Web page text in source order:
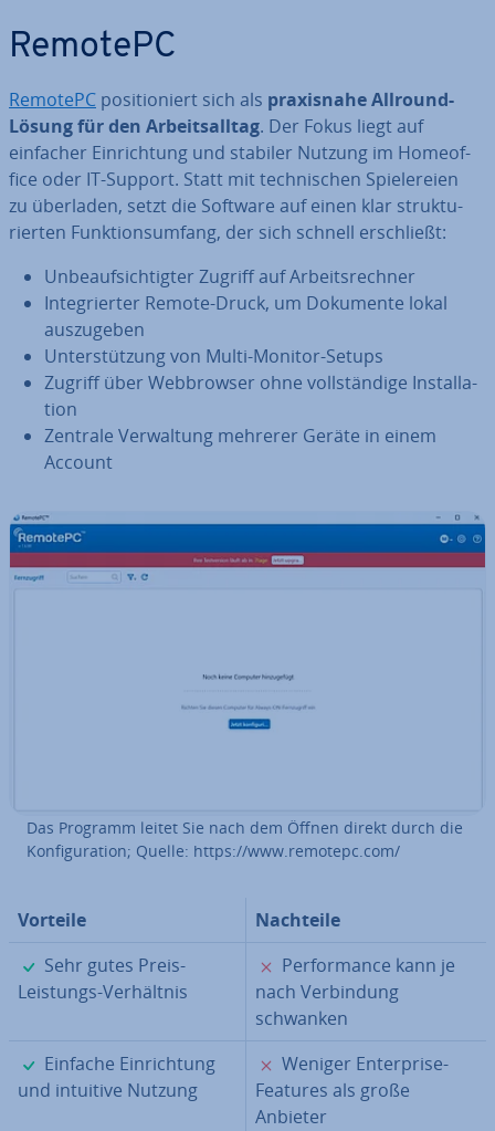
RemotePC
RemotePC po­si­tio­niert sich als pra­xis­na­he Allround-
Lösung für den Ar­beits­all­tag. Der Fokus liegt auf
einfacher Ein­rich­tung und stabiler Nutzung im Ho­me­of­
fice oder IT-Support. Statt mit tech­ni­schen Spie­le­rei­en
zu überladen, setzt die Software auf einen klar struk­tu­
rier­ten Funk­ti­ons­um­fang, der sich schnell er­schließt:
Un­be­auf­sich­tig­ter Zugriff auf Ar­beits­rech­ner
In­te­grier­ter Remote-Druck, um Dokumente lokal
aus­zu­ge­ben
Un­ter­stüt­zung von Multi-Monitor-Setups
Zugriff über Web­brow­ser ohne voll­stän­di­ge In­stal­la­
ti­on
Zentrale Ver­wal­tung mehrerer Geräte in einem
Account
Das Programm leitet Sie nach dem Öffnen direkt durch die
Kon­fi­gu­ra­ti­on; Quelle: https://www.remotepc.com/
Vorteile
Nachteile
✓
Sehr gutes Preis-
Leistungs-Ver­hält­nis
✗
Per­for­mance kann je
nach Ver­bin­dung
schwanken
✓
Einfache Ein­rich­tung
und intuitive Nutzung
✗
Weniger En­ter­pri­se-
Features als große
Anbieter